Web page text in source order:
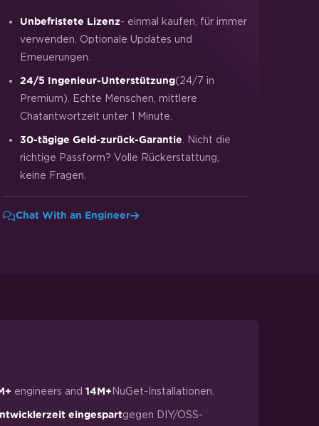
Unbefristete Lizenz- einmal kaufen, für immer
verwenden. Optionale Updates und
Erneuerungen.
24/5 Ingenieur-Unterstützung(24/7 in
Premium). Echte Menschen, mittlere
Chatantwortzeit unter 1 Minute.
30-tägige Geld-zurück-Garantie . Nicht die
richtige Passform? Volle Rückerstattung,
keine Fragen.
Chat With an Engineer
engineers and 14M+ NuGet-Installationen.
eingespartgegen DIY/OSS-